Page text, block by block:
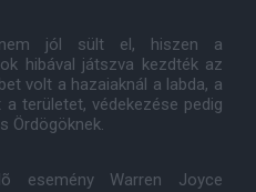
jól sült el, hiszen a
hibával játszva kezdték az
volt a hazaiaknál a labda, a
területet, védekezése pedig
Ördögöknek.
esemény Warren Joyce